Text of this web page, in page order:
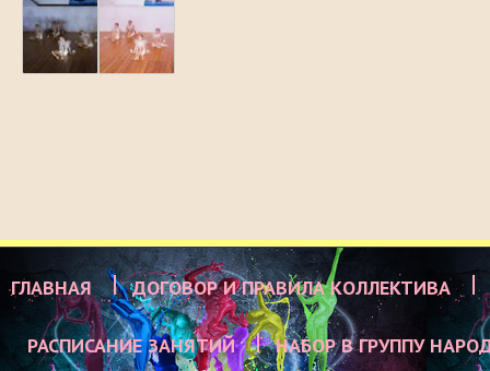
ГЛАВНАЯ ДОГОВОР И ПРАВИЛА КОЛЛЕКТИВА
РАСПИСАНИЕ ЗАНЯТИЙ НАБОР В ГРУППУ